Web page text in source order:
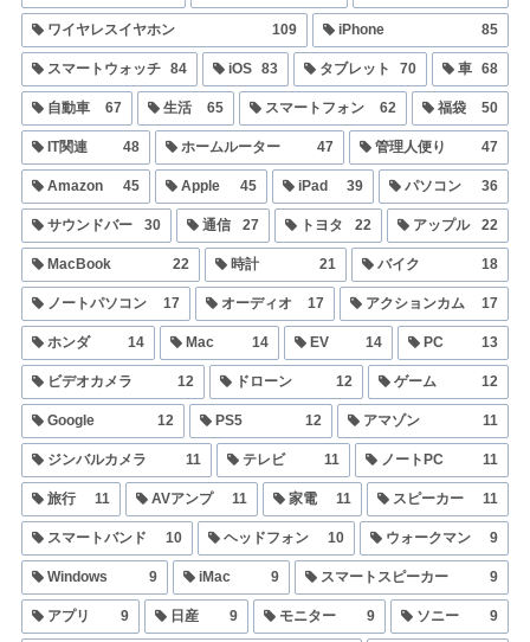
ワイヤレスイヤホン 109 iPhone 85
スマートウォッチ 84 iOS 83 タブレット 70 車 68
自動車 67 生活 65 スマートフォン 62 福袋 50
IT関連 48 ホームルーター 47 管理人便り 47
Amazon 45 Apple 45 iPad 39 パソコン 36
サウンドバー 30 通信 27 トヨタ 22 アップル 22
MacBook 22 時計 21 バイク 18
ノートパソコン 17 オーディオ 17 アクションカム 17
ホンダ 14 Mac 14 EV 14 PC 13
ビデオカメラ 12 ドローン 12 ゲーム 12
Google 12 PS5 12 アマゾン 11
ジンバルカメラ 11 テレビ 11 ノートPC 11
旅行 11 AVアンプ 11 家電 11 スピーカー 11
スマートバンド 10 ヘッドフォン 10 ウォークマン 9
Windows 9 iMac 9 スマートスピーカー 9
アプリ 9 日産 9 モニター 9 ソニー 9